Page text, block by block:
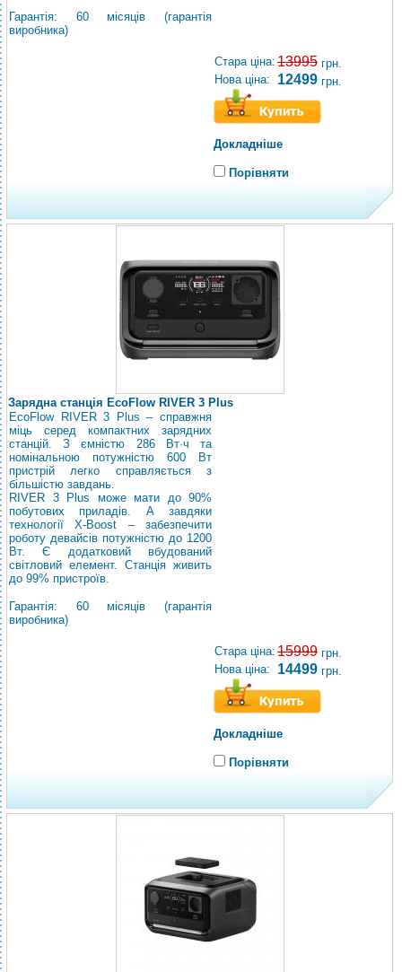
Гарантія: 60 місяців (гарантія
виробника)
Стара ціна: 13995 грн.
Нова ціна:
12499 грн.
Докладніше
Порівняти
Зарядна станція EcoFlow RIVER 3 Plus
EcoFlow RIVER 3 Plus – справжня
міць серед компактних зарядних
станцій. З ємністю 286 Вт·ч та
номінальною потужністю 600 Вт
пристрій легко справляється з
більшістю завдань.
RIVER 3 Plus може мати до 90%
побутових приладів. А завдяки
технології X-Boost – забезпечити
роботу девайсів потужністю до 1200
Вт. Є додатковий вбудований
світловий елемент. Станція живить
до 99% пристроїв.
Гарантія: 60 місяців (гарантія
виробника)
Стара ціна: 15999 грн.
Нова ціна:
14499 грн.
Докладніше
Порівняти